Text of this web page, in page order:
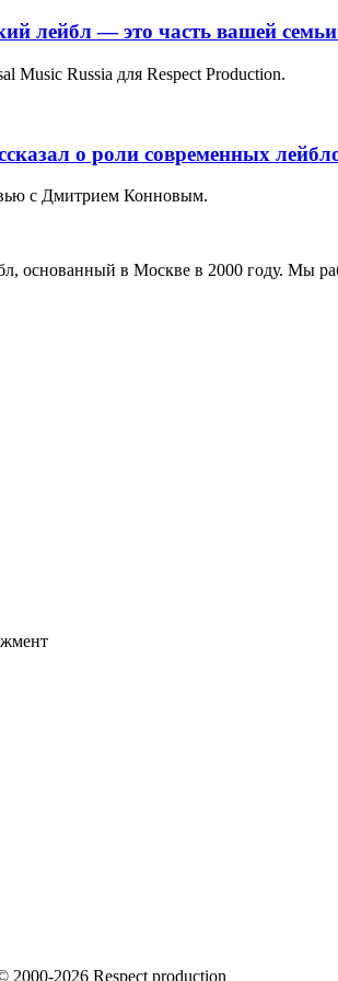
лейбл — это часть вашей
Music Russia для Respect Production.
о роли современных
с Дмитрием Конновым.
основанный в Москве в 2000 году. Мы
2000-2026 Respect production